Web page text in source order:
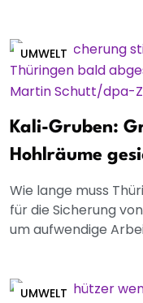
UMWELT
Kali-Gruben:
Hohlräume
Wie lange muss
für die Sicherung
um aufwendige
UMWELT